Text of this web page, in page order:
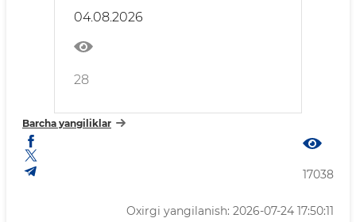
04.08.2026
28
Barcha yangiliklar
17038
Oxirgi yangilanish: 2026-07-24 17:50:11